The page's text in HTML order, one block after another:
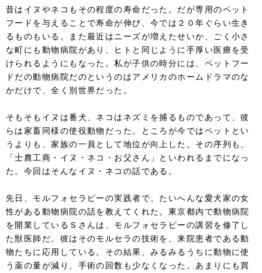
昔はイヌやネコもその程度の寿命だった。だが専用のペット
フードを与えることで寿命が伸び、今では２０年ぐらい生き
るものもいる。また最近はニーズが増えたせいか、ごく小さ
な町にも動物病院があり、ヒトと同じように手厚い医療を受
けられるようにもなった。私が子供の時分には、ペットフー
ドだの動物病院だのというのはアメリカのホームドラマのな
かだけで、全く別世界だった。
そもそもイヌは番犬、ネコはネズミを捕るものであって、彼
らは家畜同様の使役動物だった。ところが今ではペットとい
うよりも、家族の一員として地位が向上した。その序列も、
「士農工商・イヌ・ネコ・お父さん」といわれるまでになっ
た。今回はそんなイヌ・ネコの話である。
先日、モルフォセラピーの実践者で、たいへんな愛犬家の女
性がある動物病院の話を教えてくれた。東京都内で動物病院
を開業しているＳさんは、モルフォセラピーの講習を修了し
た獣医師だ。彼はそのモルセラの技術を、来院患者である動
物たちに応用している。その結果、みるみるうちに動物に使
う薬の量が減り、手術の回数も少なくなった。あまりにも買